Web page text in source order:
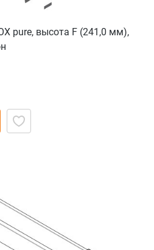
pure, высота F (241,0 мм),